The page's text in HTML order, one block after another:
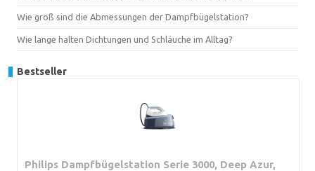
Wie groß sind die Abmessungen der Dampfbügelstation?
Wie lange halten Dichtungen und Schläuche im Alltag?
Bestseller
Philips Dampfbügelstation Serie 3000, Deep Azur,